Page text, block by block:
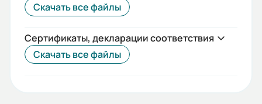
Скачать все файлы
Сертификаты, декларации соответствия
Скачать все файлы